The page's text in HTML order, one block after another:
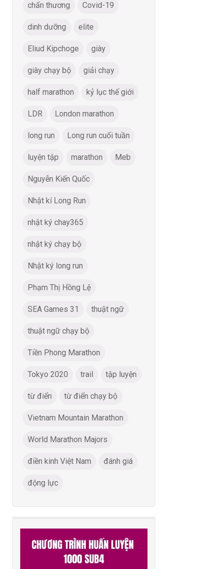
chấn thương Covid-19
dinh dưỡng elite
Eliud Kipchoge giày
giày chạy bộ giải chạy
half marathon kỷ lục thế giới
LDR London marathon
long run Long run cuối tuần
luyện tập marathon Meb
Nguyễn Kiến Quốc
Nhật kí Long Run
nhật ký chay365
nhật ký chạy bộ
Nhật ký long run
Phạm Thị Hồng Lệ
SEA Games 31 thuật ngữ
thuật ngữ chạy bộ
Tiền Phong Marathon
Tokyo 2020 trail tập luyện
từ điển từ điển chạy bộ
Vietnam Mountain Marathon
World Marathon Majors
điền kinh Việt Nam đánh giá
động lực